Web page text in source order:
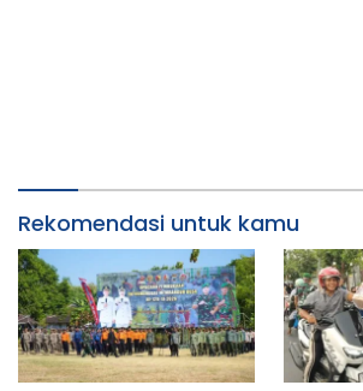
Rekomendasi untuk kamu